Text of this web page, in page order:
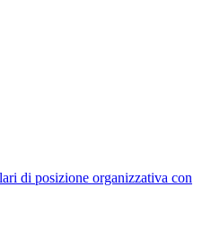
di posizione organizzativa con